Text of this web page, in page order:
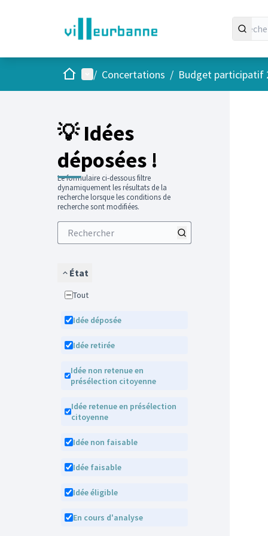
AccueilMenu principal
/ Concertations / Budget participatif
💡 Idées
déposées !
Le formulaire ci-dessous filtre
dynamiquement les résultats de la
recherche lorsque les conditions de
recherche sont modifiées.
État
Tout
Idée déposée
Idée retirée
Idée non retenue en
présélection citoyenne
Idée retenue en présélection
citoyenne
Idée non faisable
Idée faisable
Idée éligible
En cours d'analyse